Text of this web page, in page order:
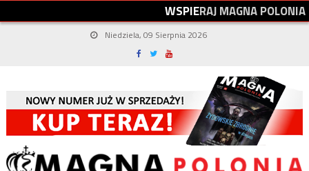
WSPIERAJMAGNAPOLONIA
Niedziela, 09 Sierpnia 2026